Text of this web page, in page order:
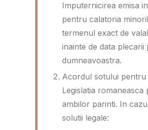
Imputernicirea emisa
pentru calatoria
termenul exact de
inainte de data
dumneavoastra.
Acordul sotului pentru
Legislatia
ambilor parinti. In
solutii legale: